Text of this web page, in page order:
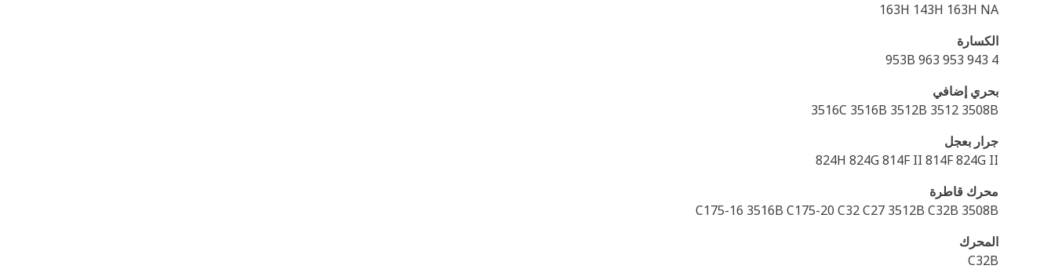
163H 143H 163H NA
الكسارة
953B 963 953 943 4
بحري إضافي
3516C 3516B 3512B 3512 3508B
جرار بعجل
824H 824G 814F II 814F 824G II
محرك قاطرة
C175-16 3516B C175-20 C32 C27 3512B C32B 3508B
المحرك
C32B